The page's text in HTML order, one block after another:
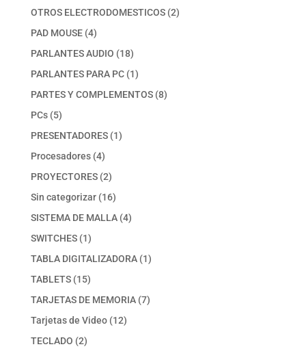
producto
OTROS ELECTRODOMESTICOS 22
PAD MOUSE 44
productos
PARLANTES AUDIO 1818
productos
PARLANTES PARA PC 11
producto
PARTES Y COMPLEMENTOS 88
PCs 55
productos
PRESENTADORES 11
Procesadores 44
productos
PROYECTORES 22
productos
Sin categorizar 1616
productos
SISTEMA DE MALLA 44
SWITCHES 11
producto
TABLA DIGITALIZADORA 11
TABLETS 1515
productos
TARJETAS DE MEMORIA 77
Tarjetas de Video 1212
TECLADO 22